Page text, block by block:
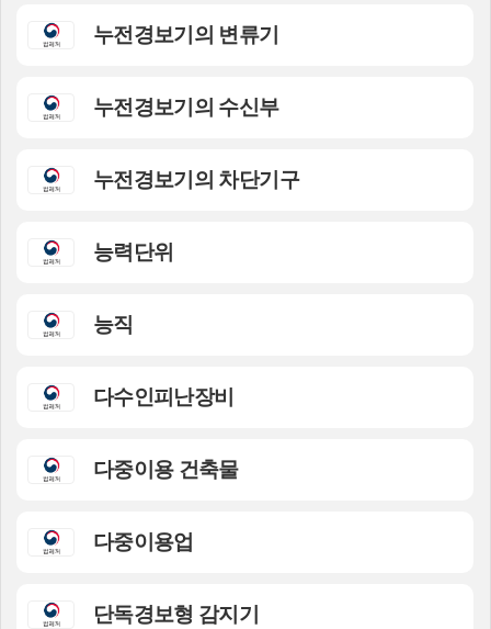
누전경보기의 변류기
누전경보기의 수신부
누전경보기의 차단기구
능력단위
능직
다수인피난장비
다중이용 건축물
다중이용업
단독경보형 감지기